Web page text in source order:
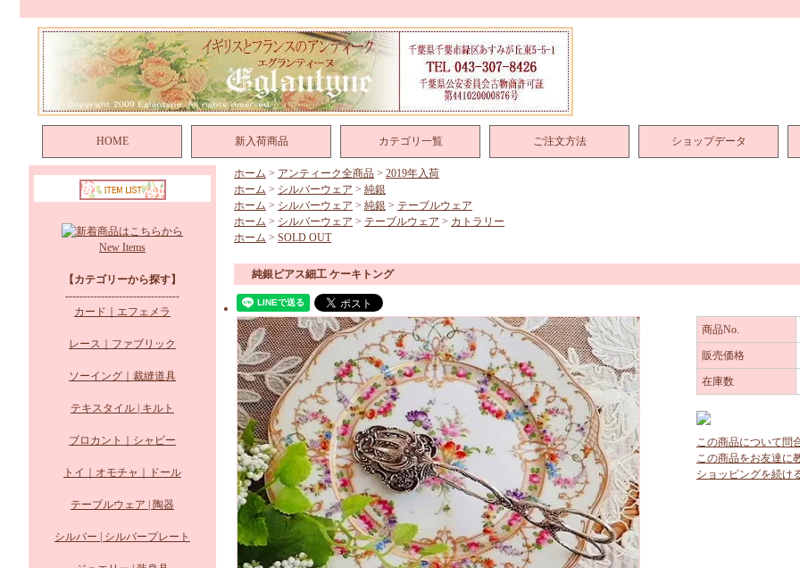
HOME 新入荷商品 カテゴリ一覧 ご注文方法 ショップデータ
New Items
【カテゴリーから探す】
--------------------------------
カード｜エフェメラ
レース｜ファブリック
ソーイング｜裁縫道具
テキスタイル | キルト
ブロカント｜シャビー
トイ｜オモチャ｜ドール
テーブルウェア | 陶器
シルバー | シルバープレート
ホーム > アンティーク全商品 > 2019年入荷
ホーム > シルバーウェア > 純銀
ホーム > シルバーウェア > 純銀 > テーブルウェア
ホーム > シルバーウェア > テーブルウェア > カトラリー
ホーム > SOLD OUT
純銀ピアス細工 ケーキトング
商品No.
販売価格
在庫数
この商品について問
この商品をお友達に
ショッピングを続け